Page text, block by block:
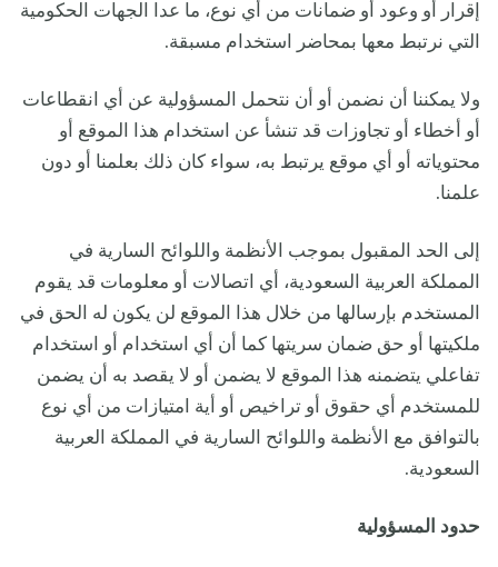
إقرار أو وعود أو ضمانات من أي نوع، ما عدا الجهات الحكومية
التي نرتبط معها بمحاضر استخدام مسبقة.
ولا يمكننا أن نضمن أو أن نتحمل المسؤولية عن أي انقطاعات
أو أخطاء أو تجاوزات قد تنشأ عن استخدام هذا الموقع أو
محتوياته أو أي موقع يرتبط به، سواء كان ذلك بعلمنا أو دون
علمنا.
إلى الحد المقبول بموجب الأنظمة واللوائح السارية في
المملكة العربية السعودية، أي اتصالات أو معلومات قد يقوم
المستخدم بإرسالها من خلال هذا الموقع لن يكون له الحق في
ملكيتها أو حق ضمان سريتها كما أن أي استخدام أو استخدام
تفاعلي يتضمنه هذا الموقع لا يضمن أو لا يقصد به أن يضمن
للمستخدم أي حقوق أو تراخيص أو أية امتيازات من أي نوع
بالتوافق مع الأنظمة واللوائح السارية في المملكة العربية
السعودية.
حدود المسؤولية